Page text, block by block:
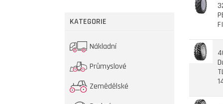
KATEGORIE
Nákladní
Průmyslové
Zemědělské